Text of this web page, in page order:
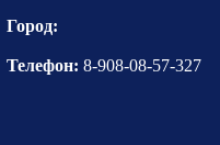
Город:
Телефон: 8-908-08-57-327